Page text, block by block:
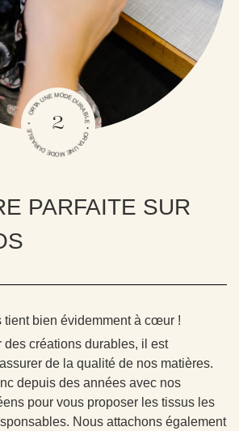
2
ORTA UNE MODE DURABLE • ORTA UNE MODE DURABLE •
PARFAITE SUR
tient bien évidemment à cœur !
des créations durables, il est
de la qualité de nos matières.
depuis des années avec nos
pour vous proposer les tissus les
Nous attachons également